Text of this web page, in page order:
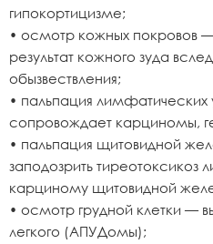
гипокортицизме;
• осмотр кожных покровов
результат кожного зуда
обызвествления;
• пальпация
сопровождает карциномы,
• пальпация щитовидной
заподозрить тиреотоксикоз
карциному щитовидной
• осмотр грудной клетки —
легкого (АПУДомы);